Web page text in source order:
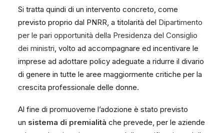
Si tratta quindi di un intervento concreto, come
previsto proprio dal PNRR, a titolarità del Dipartimento
per le pari opportunità della Presidenza del Consiglio
dei ministri, volto ad accompagnare ed incentivare le
imprese ad adottare policy adeguate a ridurre il divario
di genere in tutte le aree maggiormente critiche per la
crescita professionale delle donne.
Al fine di promuoverne l’adozione è stato previsto
un sistema di premialità che prevede, per le aziende